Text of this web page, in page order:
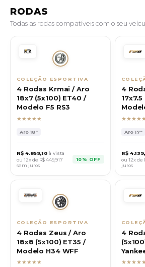
RODAS
Todas as rodas compatíveis com o seu
COLEÇÃO ESPORTIVA
4 Rodas Krmai / Aro
18x7 (5x100) ET40 /
Modelo F5 RS3
★★★★★
Aro18"
R$ 4.859,10 à vista
ou 12x de R$449,917
sem juros
10% OFF
4
Aro17"
R$
ou 12x de
juros
COLEÇÃO ESPORTIVA
4 Rodas Zeus / Aro
18x8 (5x100) ET35 /
Modelo H34 WFF
★★★★★
4